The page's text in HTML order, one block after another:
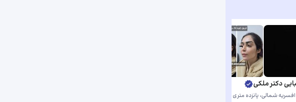
دکتر ملکی
افسریه شمالی، پانزده متری سوم